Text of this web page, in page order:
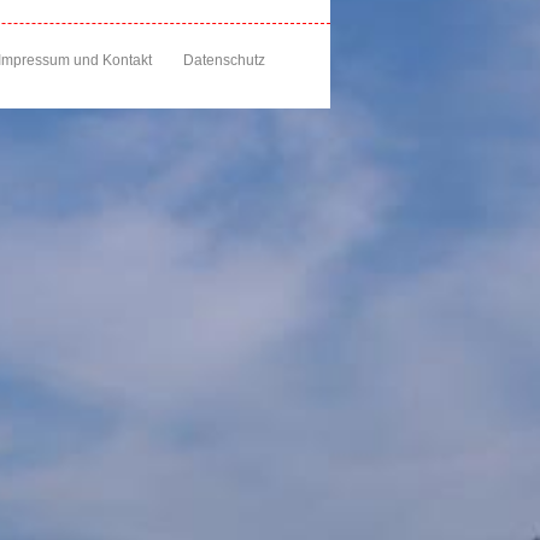
und Kontakt Datenschutz